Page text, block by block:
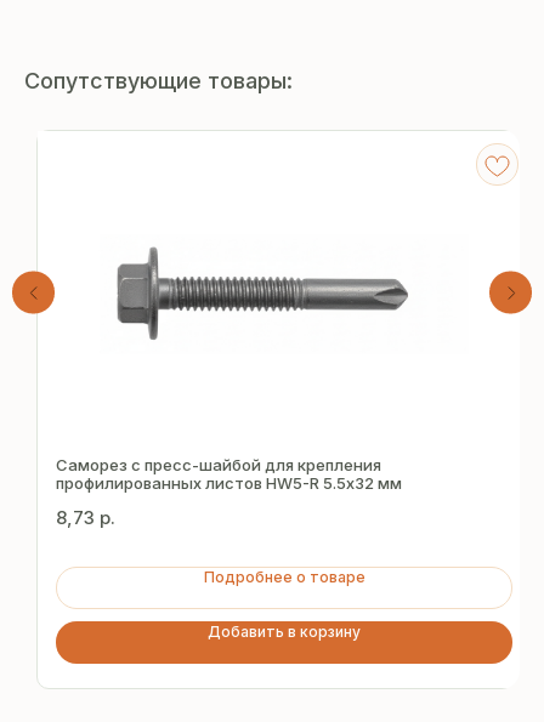
Сопутствующие товары:
Саморез с пресс-шайбой для крепления
профилированных листов HW5-R 5.5х32 мм
8,73 р.
Подробнее о товаре
Добавить в корзину
Получите
бесплатный расчёт
за 15 минут
Отправьте заявку — и получите
персональное коммерческое
предложение без переплат